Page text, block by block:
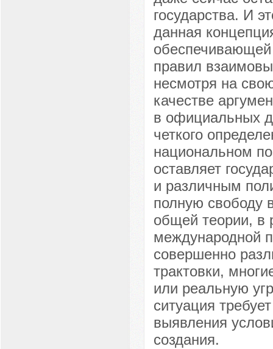
государства. И
данная
правил
несмотря на
качестве
в официальных
четкого
национальном
оставляет
и различным
полную свободу
общей теории, в
международной
совершенно
трактовки,
или реальную
ситуация
выявления
создания.